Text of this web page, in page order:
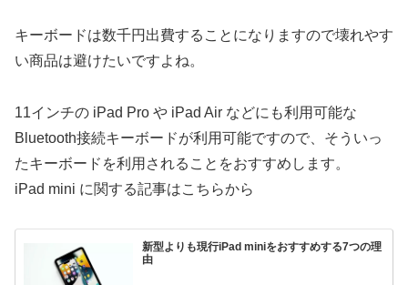
キーボードは数千円出費することになりますので壊れやす
い商品は避けたいですよね。
11インチの iPad Pro や iPad Air などにも利用可能な
Bluetooth接続キーボードが利用可能ですので、そういっ
たキーボードを利用されることをおすすめします。
iPad mini に関する記事はこちらから
新型よりも現行iPad miniをおすすめする7つの理
由